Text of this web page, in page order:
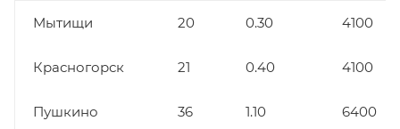
Мытищи 20 0.30 4100
Красногорск 21 0.40 4100
Пушкино 36 1.10 6400